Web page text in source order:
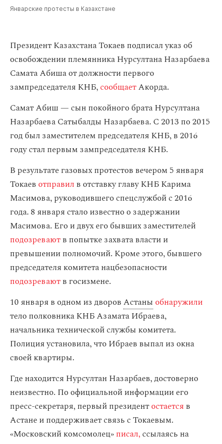
Январские протесты в Казахстане
Президент Казахстана Токаев подписал указ об
освобождении племянника Нурсултана Назарбаева
Самата Абиша от должности первого
зампредседателя КНБ,сообщаетАкорда.
Самат Абиш — сын покойного брата Нурсултана
Назарбаева Сатыбалды Назарбаева. С 2013 по 2015
год был заместителем председателя КНБ, в 2016
году стал первым зампредседателя КНБ.
В результате газовых протестов вечером 5 января
Токаев отправил в отставку главу КНБ Карима
Масимова, руководившего спецслужбой с 2016
года. 8 января стало известно о задержании
Масимова. Его и двух его бывших заместителей
подозреваютв попытке захвата власти и
превышении полномочий. Кроме этого, бывшего
председателя комитета нацбезопасности
подозреваютв госизмене.
10 января в одном из дворовАстаны обнаружили
тело полковника КНБ Азамата Ибраева,
начальника технической службы комитета.
Полиция установила, что Ибраев выпал из окна
своей квартиры.
Где находится Нурсултан Назарбаев, достоверно
неизвестно. По официальной информации его
пресс-секретаря, первый президентостается в
Астане и поддерживает связь с Токаевым.
«Московский комсомолец»писал,ссылаясь на